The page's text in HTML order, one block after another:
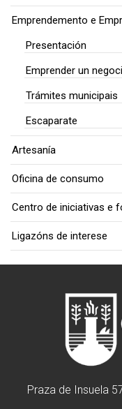
Emprendemento e
Presentación
Emprender un
Trámites municipais
Escaparate
Artesanía
Oficina de consumo
Centro de iniciativas e
Ligazóns de interese
Praza de Insuela